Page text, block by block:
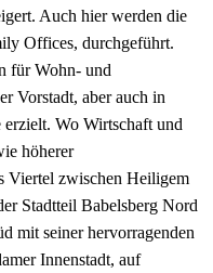
Auch hier werden die
Offices, durchgeführt.
für Wohn- und
Vorstadt, aber auch in
Wo Wirtschaft und
höherer
Viertel zwischen Heiligem
Stadtteil Babelsberg Nord
mit seiner hervorragenden
Innenstadt, auf